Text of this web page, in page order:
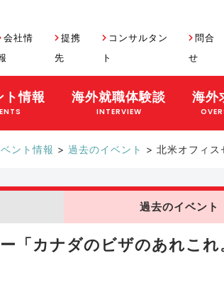
会社情
提携
先
コンサルタン
ト
問合
せ
ト情報 海外就職体験談
INTERVIEW
海外
ント情報 > 過去のイベント > 北米オフィス
過去のイベント
「カナダのビザのあれこれ